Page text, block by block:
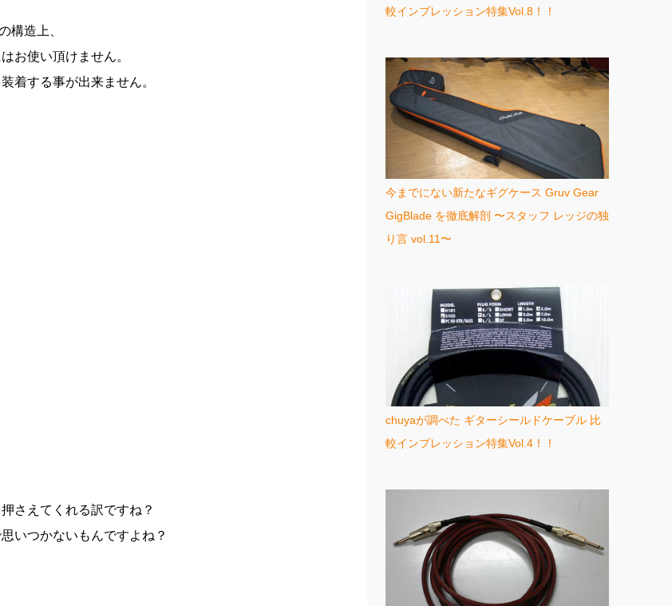
構造上、
お使い頂けません。
着する事が出来ません。
さえてくれる訳ですね？
いつかないもんですよね？
較インプレッション特集Vol.8！！
今までにない新たなギグケース Gruv Gear
GigBlade を徹底解剖 〜スタッフ レッジの独
り言 vol.11〜
chuyaが調べた ギターシールドケーブル 比
較インプレッション特集Vol.4！！